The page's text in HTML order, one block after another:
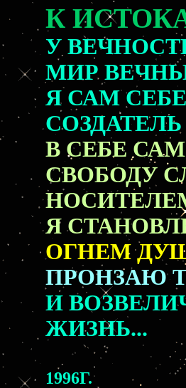
К
У
МИР
Я САМ
В СЕБЕ
СВОБОДУ
Я
ОГНЕМ
ПРОНЗАЮ
И
ЖИЗНЬ...
1996Г.